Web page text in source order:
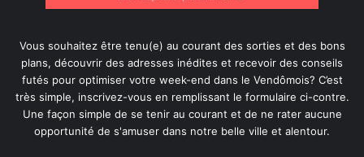
Vous souhaitez être tenu(e) au courant des sorties et des bons
plans, découvrir des adresses inédites et recevoir des conseils
futés pour optimiser votre week-end dans le Vendômois? C’est
très simple, inscrivez-vous en remplissant le formulaire ci-contre.
Une façon simple de se tenir au courant et de ne rater aucune
opportunité de s'amuser dans notre belle ville et alentour.